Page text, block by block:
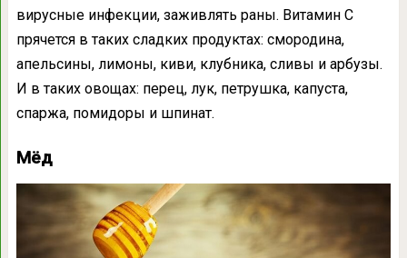
вирусные инфекции, заживлять раны. Витамин С
прячется в таких сладких продуктах: смородина,
апельсины, лимоны, киви, клубника, сливы и арбузы.
И в таких овощах: перец, лук, петрушка, капуста,
спаржа, помидоры и шпинат.
Мëд